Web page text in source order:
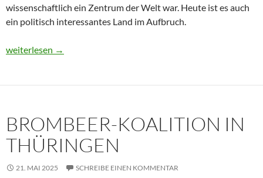
wissenschaftlich ein Zentrum der Welt war. Heute ist es auch
ein politisch interessantes Land im Aufbruch.
Usbekistan 2025: Unterwegs in einem Land im Aufbruch
weiterlesen →
BROMBEER-KOALITION IN
THÜRINGEN
21. MAI 2025 SCHREIBE EINEN KOMMENTAR